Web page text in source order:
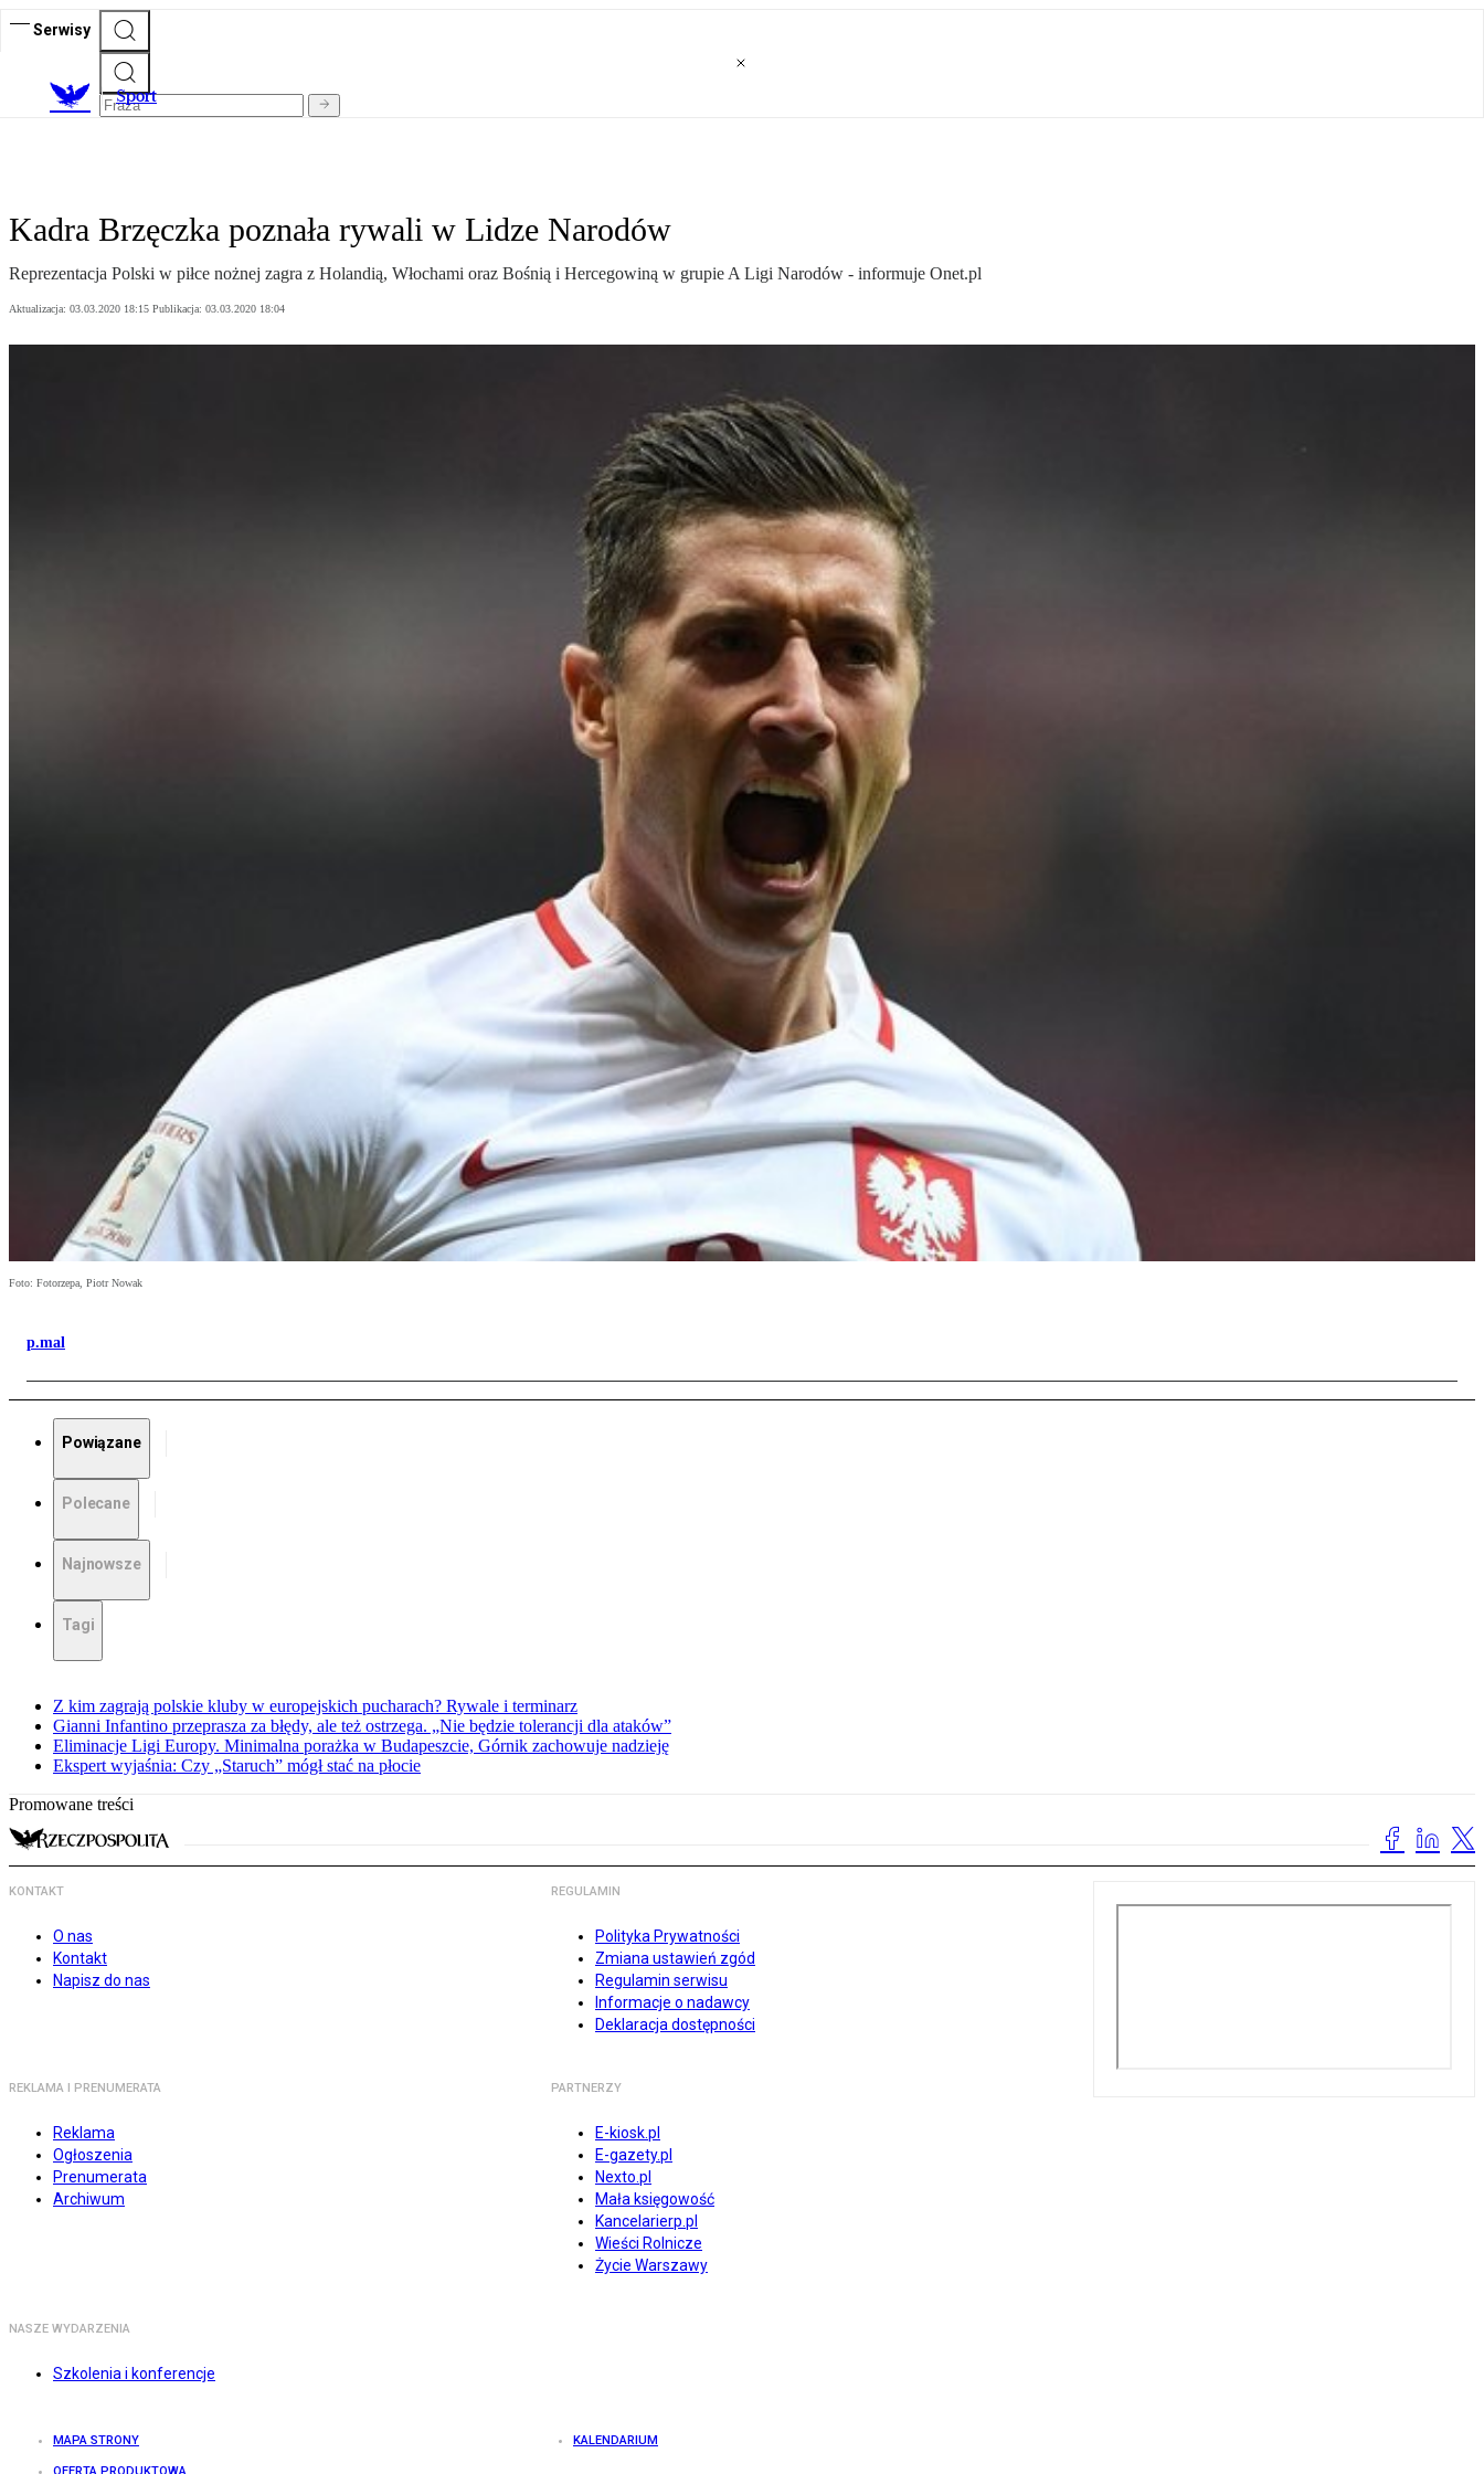
Serwisy
Sport
Kadra Brzęczka poznała rywali w Lidze Narodów
Reprezentacja Polski w piłce nożnej zagra z Holandią, Włochami oraz Bośnią i Hercegowiną w grupie A Ligi Narodów - informuje Onet.pl
Aktualizacja: 03.03.2020 18:15 Publikacja: 03.03.2020 18:04
Foto: Fotorzepa, Piotr Nowak
p.mal
Powiązane
Polecane
Najnowsze
Tagi
Z kim zagrają polskie kluby w europejskich pucharach? Rywale i terminarz
Gianni Infantino przeprasza za błędy, ale też ostrzega. „Nie będzie tolerancji dla ataków”
Eliminacje Ligi Europy. Minimalna porażka w Budapeszcie, Górnik zachowuje nadzieję
Ekspert wyjaśnia: Czy „Staruch” mógł stać na płocie
Promowane treści
KONTAKT
O nas
Kontakt
Napisz do nas
REGULAMIN
Polityka Prywatności
Zmiana ustawień zgód
Regulamin serwisu
Informacje o nadawcy
Deklaracja dostępności
REKLAMA I PRENUMERATA
Reklama
Ogłoszenia
Prenumerata
Archiwum
PARTNERZY
E-kiosk.pl
E-gazety.pl
Nexto.pl
Mała księgowość
Kancelarierp.pl
Wieści Rolnicze
Życie Warszawy
NASZE WYDARZENIA
Szkolenia i konferencje
MAPA STRONY KALENDARIUM